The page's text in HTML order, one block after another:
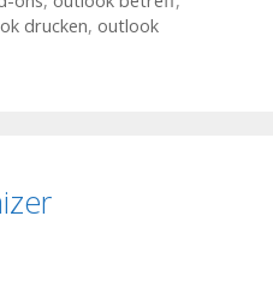
drucken, outlook